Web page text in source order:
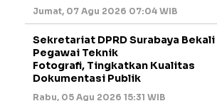
Jumat, 07 Agu 2026 07:04 WIB
Sekretariat DPRD Surabaya Bekali
Pegawai Teknik
Fotografi, Tingkatkan Kualitas
Dokumentasi Publik
Rabu, 05 Agu 2026 15:31 WIB